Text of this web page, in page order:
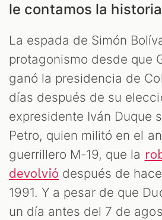
le contamos la
La espada de Simón
protagonismo desde que
ganó la presidencia de
días después de su
expresidente Iván Duque
Petro, quien militó en el
guerrillero M-19, que la
devolvió después de
1991. Y a pesar de que
un día antes del 7 de